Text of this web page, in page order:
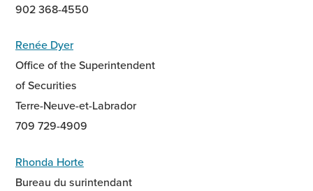
902 368-4550
Renée Dyer
Office of the Superintendent
of Securities
Terre-Neuve-et-Labrador
709 729-4909
Rhonda Horte
Bureau du surintendant